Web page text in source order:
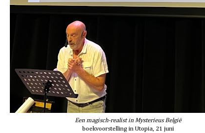
Een magisch-realist in Mysterieus België
boekvoorstelling in Utopia, 21 juni